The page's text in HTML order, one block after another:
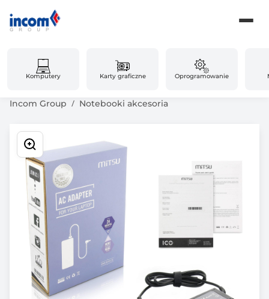
Komputery Karty graficzne Oprogramowanie
Incom Group Notebooki akcesoria